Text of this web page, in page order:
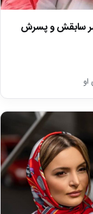
سابقش و پسرش